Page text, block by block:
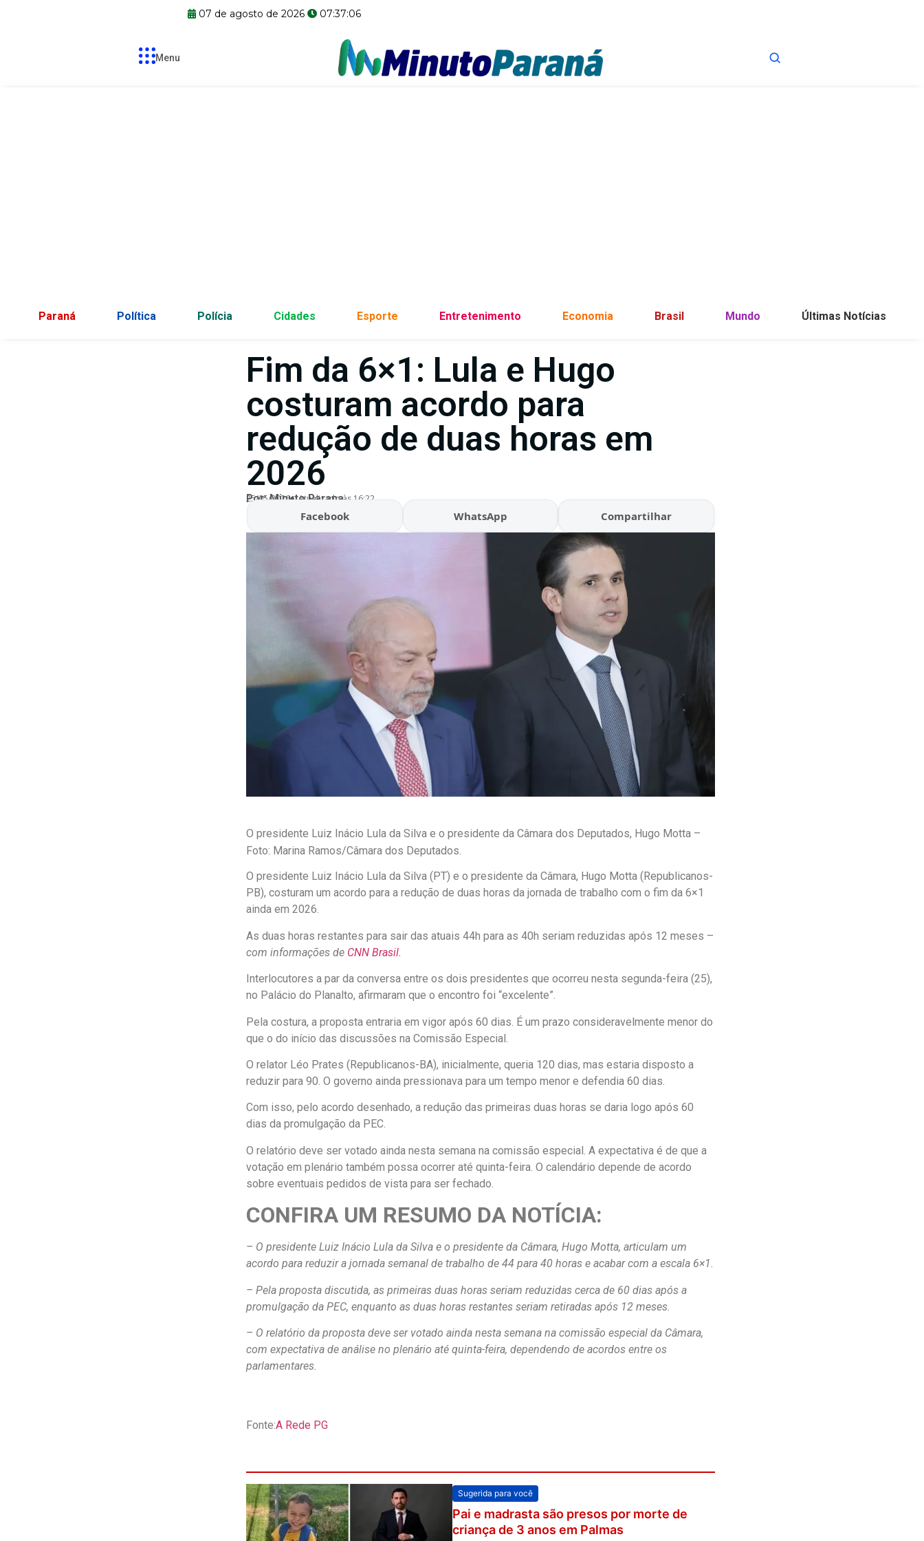
07 de agosto de 2026 07:37:07
Menu
Paraná Política Polícia Cidades Esporte Entretenimento Economia Brasil Mundo Últimas Notícias
Fim da 6×1: Lula e Hugo
costuram acordo para
redução de duas horas em
2026
Por:Minuto Parana
25/05/2026 Atualizado às 16:22
Facebook WhatsApp Compartilhar
O presidente Luiz Inácio Lula da Silva e o presidente da Câmara dos Deputados, Hugo Motta –
Foto: Marina Ramos/Câmara dos Deputados.
O presidente Luiz Inácio Lula da Silva (PT) e o presidente da Câmara, Hugo Motta (Republicanos-
PB), costuram um acordo para a redução de duas horas da jornada de trabalho com o fim da 6×1
ainda em 2026.
As duas horas restantes para sair das atuais 44h para as 40h seriam reduzidas após 12 meses –
com informações de CNN Brasil.
Interlocutores a par da conversa entre os dois presidentes que ocorreu nesta segunda-feira (25),
no Palácio do Planalto, afirmaram que o encontro foi “excelente”.
Pela costura, a proposta entraria em vigor após 60 dias. É um prazo consideravelmente menor do
que o do início das discussões na Comissão Especial.
O relator Léo Prates (Republicanos-BA), inicialmente, queria 120 dias, mas estaria disposto a
reduzir para 90. O governo ainda pressionava para um tempo menor e defendia 60 dias.
Com isso, pelo acordo desenhado, a redução das primeiras duas horas se daria logo após 60
dias da promulgação da PEC.
O relatório deve ser votado ainda nesta semana na comissão especial. A expectativa é de que a
votação em plenário também possa ocorrer até quinta-feira. O calendário depende de acordo
sobre eventuais pedidos de vista para ser fechado.
CONFIRA UM RESUMO DA NOTÍCIA:
– O presidente Luiz Inácio Lula da Silva e o presidente da Câmara, Hugo Motta, articulam um
acordo para reduzir a jornada semanal de trabalho de 44 para 40 horas e acabar com a escala 6×1.
– Pela proposta discutida, as primeiras duas horas seriam reduzidas cerca de 60 dias após a
promulgação da PEC, enquanto as duas horas restantes seriam retiradas após 12 meses.
– O relatório da proposta deve ser votado ainda nesta semana na comissão especial da Câmara,
com expectativa de análise no plenário até quinta-feira, dependendo de acordos entre os
parlamentares.
Fonte:A Rede PG
Sugerida para você
Pai e madrasta são presos por morte de
criança de 3 anos em Palmas